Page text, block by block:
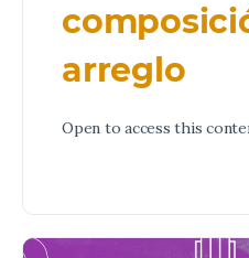
arreglo
Open to access this